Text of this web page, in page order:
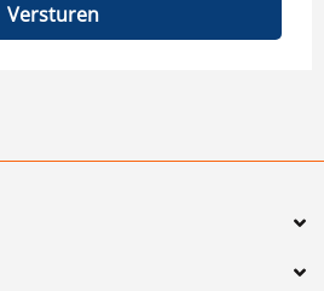
Versturen